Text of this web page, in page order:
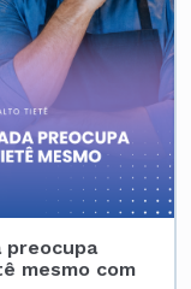
preocupa
mesmo com